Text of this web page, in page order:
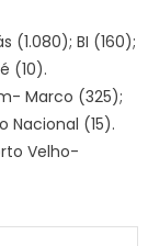
(1.080); BI (160);
(10).
Marco (325);
Nacional (15).
Velho-